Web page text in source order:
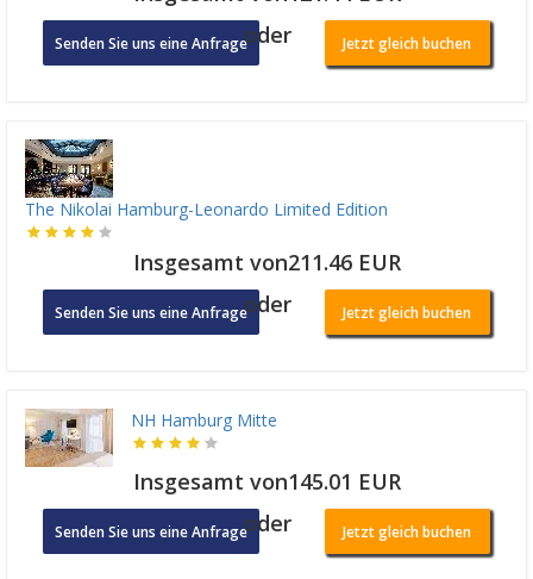
Senden Sie uns eine Anfrageoder Jetzt gleich buchen
The Nikolai Hamburg-Leonardo Limited Edition
Insgesamt von211.46 EUR
Senden Sie uns eine Anfrageoder Jetzt gleich buchen
NH Hamburg Mitte
Insgesamt von145.01 EUR
Senden Sie uns eine Anfrageoder Jetzt gleich buchen